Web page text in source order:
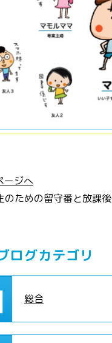
ジへ
のための留守番と放課
ログカテゴリ
総合